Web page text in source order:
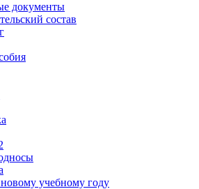
документы
состав
учебному году